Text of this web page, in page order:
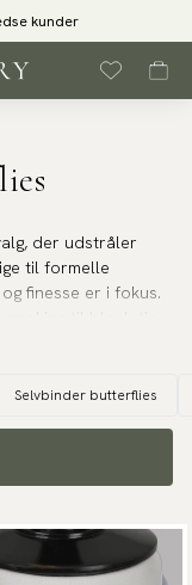
kunder
der udstråler
til formelle
finesse er i fokus.
middage. Dens
til et niveau af
og skjorte til en fin
fremstillet med
Den sorte
Selvbinder butterflies